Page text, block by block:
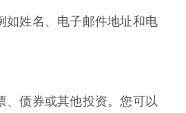
如姓名、电子邮件地址和电
、债券或其他投资。您可以